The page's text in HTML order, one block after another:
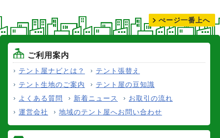
ぺージ一番上へ
ご利用案内
テント屋ナビとは？
テント張替え
テント生地のご案内
テント屋の豆知識
よくある質問
新着ニュース
お取引の流れ
運営会社
地域のテント屋へお問い合わせ